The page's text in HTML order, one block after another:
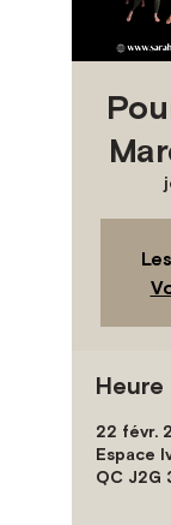
22 févr.
Espace
QC J2G